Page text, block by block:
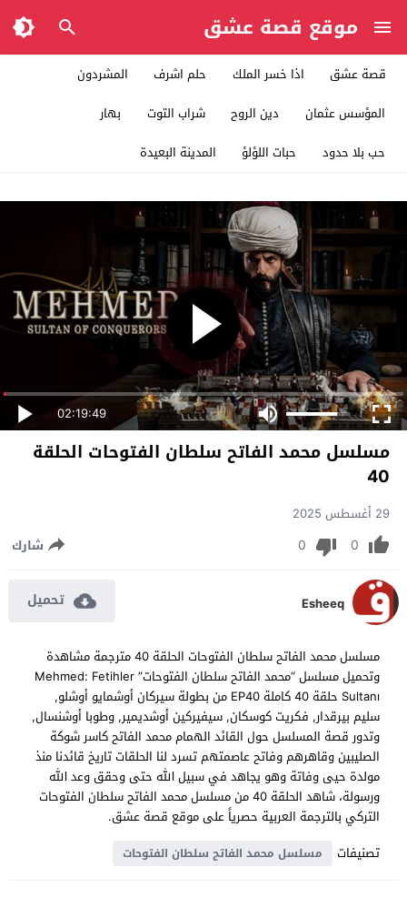
موقع قصة عشق
قصة عشق اذا خسر الملك حلم اشرف
المشردون
المؤسس عثمان
دين الروح شراب التوت
بهار
حب بلا حدود
حبات اللؤلؤ المدينة البعيدة
02:19:49
مسلسل محمد الفاتح سلطان الفتوحات الحلقة
40
29 أغسطس 2025
0
0 شارك
Esheeq تحميل
مسلسل محمد الفاتح سلطان الفتوحات الحلقة 40 مترجمة مشاهدة
وتحميل مسلسل “محمد الفاتح سلطان الفتوحات” Mehmed: Fetihler
Sultanı حلقة 40 كاملة EP40 من بطولة سيركان أوشمايو أوشلو,
سليم بيرقدار, فكريت كوسكان, سيفيركين أوشديمير, وطوبا أوشنسال,
وتدور قصة المسلسل حول القائد الهمام محمد الفاتح كاسر شوكة
الصليبين وقاهرهم وفاتح عاصمتهم تسرد لنا الحلقات تاريخ قائدنا منذ
مولدة حيى وفاتة وهو يجاهد في سبيل الله حتى وحقق وعد الله
ورسولة، شاهد الحلقة 40 من مسلسل محمد الفاتح سلطان الفتوحات
التركي بالترجمة العربية حصرياً على موقع قصة عشق.
تصنيفات
مسلسل محمد الفاتح سلطان الفتوحات